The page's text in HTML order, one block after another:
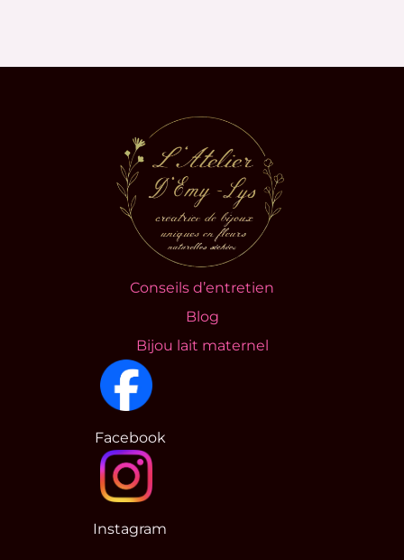
Conseils d’entretien
Blog
Bijou lait maternel
Facebook
Instagram